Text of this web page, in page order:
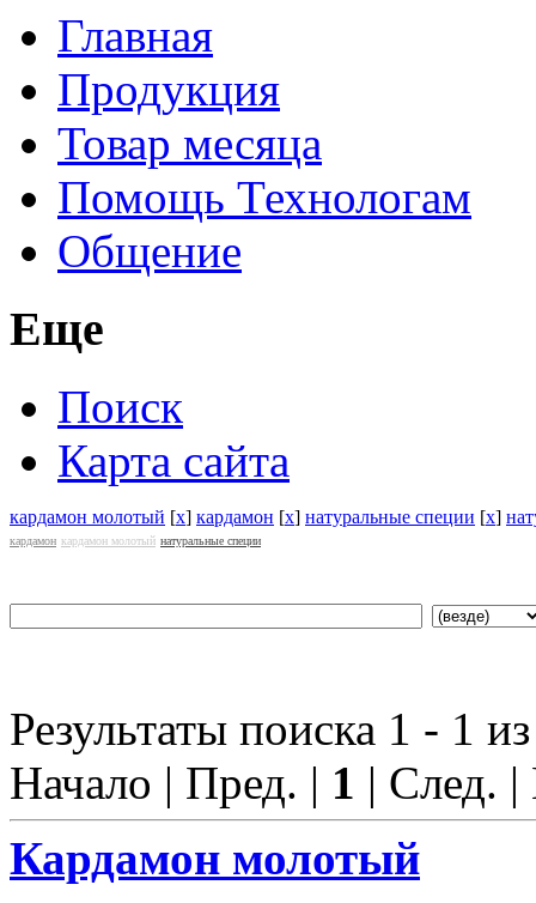
Главная
Продукция
Товар месяца
Помощь Технологам
Общение
Еще
Поиск
Карта сайта
кардамон молотый [x] кардамон [x] натуральные специи [x]
кардамон кардамон молотый натуральные специи
Результаты поиска 1 - 1
Начало | Пред. | 1 | След.
Кардамон молотый